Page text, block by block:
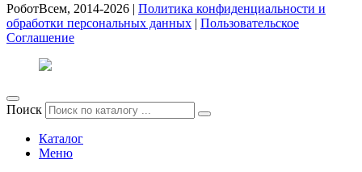
РоботВсем, 2014-2026 | Политика конфиденциальности и
обработки персональных данных | Пользовательское
Соглашение
Поиск
Каталог
Меню